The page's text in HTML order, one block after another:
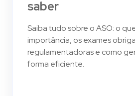
saber
Saiba tudo sobre o ASO: o
importância, os exames
regulamentadoras e como
forma eficiente.